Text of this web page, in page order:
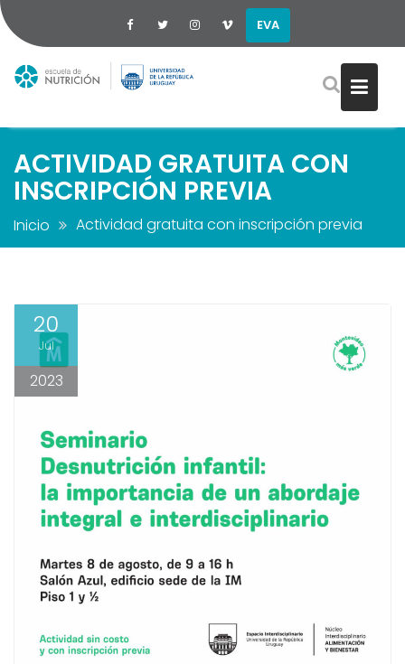
EVA
ACTIVIDAD GRATUITA CON
INSCRIPCIÓN PREVIA
Inicio Actividad gratuita con inscripción previa
20
Jul
2023